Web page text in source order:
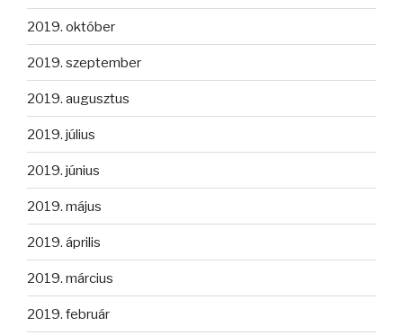
2019. október
2019. szeptember
2019. augusztus
2019. július
2019. június
2019. május
2019. április
2019. március
2019. február